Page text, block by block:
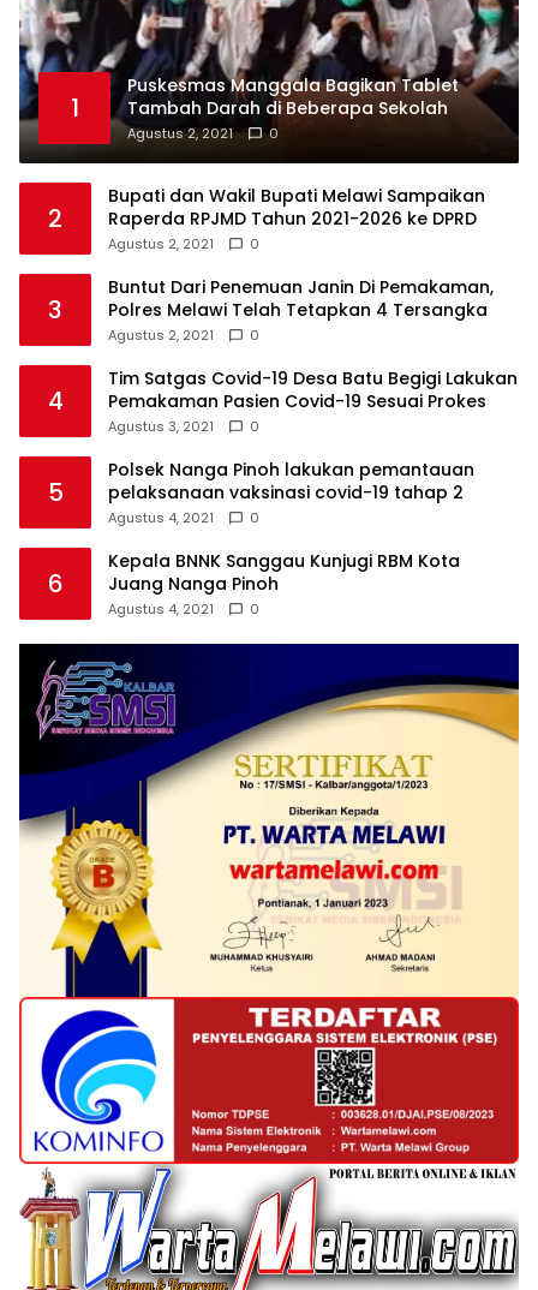
1
Puskesmas Manggala Bagikan Tablet
Tambah Darah di Beberapa Sekolah
Agustus 2, 2021 0
2
Bupati dan Wakil Bupati Melawi Sampaikan
Raperda RPJMD Tahun 2021-2026 ke DPRD
Agustus 2, 2021 0
3
Buntut Dari Penemuan Janin Di Pemakaman,
Polres Melawi Telah Tetapkan 4 Tersangka
Agustus 2, 2021 0
4
Tim Satgas Covid-19 Desa Batu Begigi Lakukan
Pemakaman Pasien Covid-19 Sesuai Prokes
Agustus 3, 2021 0
5
Polsek Nanga Pinoh lakukan pemantauan
pelaksanaan vaksinasi covid-19 tahap 2
Agustus 4, 2021 0
6
Kepala BNNK Sanggau Kunjugi RBM Kota
Juang Nanga Pinoh
Agustus 4, 2021 0